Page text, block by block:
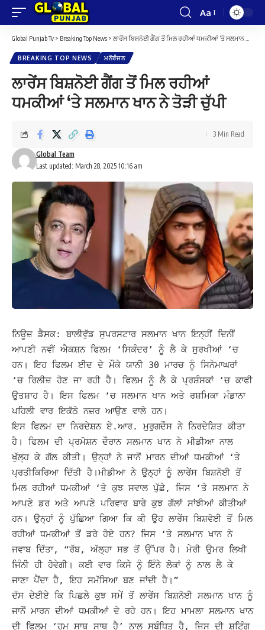
Font
Resizer
Aa
Global Punjab Tv > Breaking Top News > ਲਾਰੇਂਸ ਬਿਸ਼ਨੋਈ ਗੈਂਗ ਤੋਂ ਮਿਲ ਰਹੀਆਂ ਧਮਕੀਆਂ ‘ਤੇ ਸਲਮਾਨ ਖਾਨ ਨੇ ਤੋੜੀ ਚੁੱਪੀ
BREAKING TOP NEWS ਮਨੋਰੰਜਨ
ਲਾਰੇਂਸ ਬਿਸ਼ਨੋਈ ਗੈਂਗ ਤੋਂ ਮਿਲ ਰਹੀਆਂ
ਧਮਕੀਆਂ ‘ਤੇ ਸਲਮਾਨ ਖਾਨ ਨੇ ਤੋੜੀ ਚੁੱਪੀ
Last updated: March 28, 2025 10:16 am
Global Team
3 Min Read
ਨਿਊਜ਼ ਡੈਸਕ: ਬਾਲੀਵੁੱਡ ਸੁਪਰਸਟਾਰ ਸਲਮਾਨ ਖਾਨ ਇਨ੍ਹੀਂ ਦਿਨੀਂ
ਆਪਣੀ ਨਵੀਂ ਐਕਸ਼ਨ ਫਿਲਮ ‘ਸਿਕੰਦਰ’ ਨੂੰ ਲੈ ਕੇ ਸੁਰਖੀਆਂ ‘ਚ
ਹਨ। ਇਹ ਫਿਲਮ ਈਦ ਦੇ ਮੌਕੇ ਯਾਨੀ 30 ਮਾਰਚ ਨੂੰ ਸਿਨੇਮਾਘਰਾਂ
‘ਚ ਰਿਲੀਜ਼ ਹੋਣ ਜਾ ਰਹੀ ਹੈ। ਫਿਲਮ ਨੂੰ ਲੈ ਕੇ ਪ੍ਰਸ਼ੰਸਕਾਂ ‘ਚ ਕਾਫੀ
ਉਤਸ਼ਾਹ ਹੈ।ਇਸ ਫਿਲਮ ‘ਚ ਸਲਮਾਨ ਖਾਨ ਅਤੇ ਰਸ਼ਮਿਕਾ ਮੰਡਾਨਾ
ਪਹਿਲੀ ਵਾਰ ਇਕੱਠੇ ਨਜ਼ਰ ਆਉਣ ਵਾਲੇ ਹਨ।
ਇਸ ਫਿਲਮ ਦਾ ਨਿਰਦੇਸ਼ਨ ਏ.ਆਰ. ਮੁਰੁਗਦੌਸ ਨੇ ਨਿਰਦੇਸ਼ਿਤ ਕੀਤਾ
ਹੈ। ਫਿਲਮ ਦੀ ਪ੍ਰਮੋਸ਼ਨ ਦੌਰਾਨ ਸਲਮਾਨ ਖਾਨ ਨੇ ਮੀਡੀਆ ਨਾਲ
ਖੁੱਲ੍ਹ ਕੇ ਗੱਲ ਕੀਤੀ। ਉਨ੍ਹਾਂ ਨੇ ਜਾਨੋਂ ਮਾਰਨ ਦੀਆਂ ਧਮਕੀਆਂ ‘ਤੇ
ਪ੍ਰਤੀਕਿਰਿਆ ਦਿੱਤੀ ਹੈ।ਮੀਡੀਆ ਨੇ ਉਨ੍ਹਾਂ ਨੂੰ ਲਾਰੇਂਸ ਬਿਸ਼ਨੋਈ ਤੋਂ
ਮਿਲ ਰਹੀਆਂ ਧਮਕੀਆਂ ‘ਤੇ ਕੁਝ ਸਵਾਲ ਪੁੱਛੇ, ਜਿਸ ‘ਤੇ ਸਲਮਾਨ ਨੇ
ਆਪਣੇ ਡਰ ਅਤੇ ਆਪਣੇ ਪਰਿਵਾਰ ਬਾਰੇ ਕੁਝ ਗੱਲਾਂ ਸਾਂਝੀਆਂ ਕੀਤੀਆਂ
ਹਨ। ਉਨ੍ਹਾਂ ਨੂੰ ਪੁੱਛਿਆ ਗਿਆ ਕਿ ਕੀ ਉਹ ਲਾਰੇਂਸ ਬਿਸ਼ਵੋਈ ਤੋਂ ਮਿਲ
ਰਹੀਆਂ ਧਮਕੀਆਂ ਤੋਂ ਡਰੇ ਹੋਏ ਹਨ? ਜਿਸ ‘ਤੇ ਸਲਮਾਨ ਖਾਨ ਨੇ
ਜਵਾਬ ਦਿੱਤਾ, “ਰੱਬ, ਅੱਲ੍ਹਾ ਸਭ ਤੋਂ ਉੱਪਰ ਹੈ। ਮੇਰੀ ਉਮਰ ਲਿਖੀ
ਜਿੰਨੀ ਹੀ ਹੋਵੇਗੀ। ਕਈ ਵਾਰ ਕਿਸੇ ਨੂੰ ਇੰਨੇ ਲੋਕਾਂ ਨੂੰ ਨਾਲ ਲੈ ਕੇ
ਜਾਣਾ ਪੈਂਦਾ ਹੈ, ਇਹ ਸਮੱਸਿਆ ਬਣ ਜਾਂਦੀ ਹੈ।”
ਦੱਸ ਦੇਈਏ ਕਿ ਪਿਛਲੇ ਕੁਝ ਸਮੇਂ ਤੋਂ ਲਾਰੇਂਸ ਬਿਸ਼ਨੋਈ ਸਲਮਾਨ ਖਾਨ ਨੂੰ
ਜਾਨੋਂ ਮਾਰਨ ਦੀਆਂ ਧਮਕੀਆਂ ਦੇ ਰਹੇ ਹਨ। ਇਹ ਮਾਮਲਾ ਸਲਮਾਨ ਖਾਨ
ਦੀ ਫਿਲਮ ‘ਹਮ ਸਾਥ ਸਾਥ ਹੈ’ ਨਾਲ ਸਬੰਧਿਤ ਹੈ, ਜਿਸ ਦੀ ਸ਼ੂਟਿੰਗ